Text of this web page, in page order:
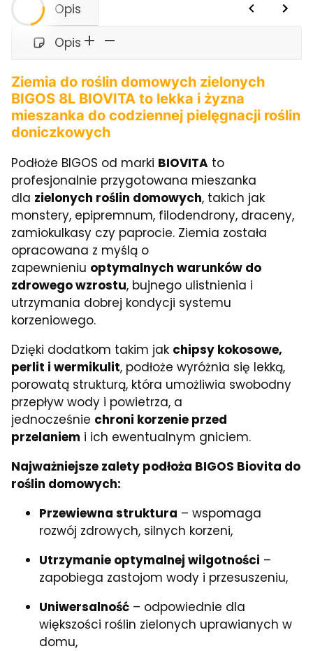
Opis
Opis
Ziemia do roślin domowych zielonych
BIGOS 8L BIOVITA to lekka i żyzna
mieszanka do codziennej pielęgnacji roślin
doniczkowych
Podłoże BIGOS od marki BIOVITA to
profesjonalnie przygotowana mieszanka
dla zielonych roślin domowych, takich jak
monstery, epipremnum, filodendrony, draceny,
zamiokulkasy czy paprocie. Ziemia została
opracowana z myślą o
zapewnieniu optymalnych warunków do
zdrowego wzrostu, bujnego ulistnienia i
utrzymania dobrej kondycji systemu
korzeniowego.
Dzięki dodatkom takim jak chipsy kokosowe,
perlit i wermikulit, podłoże wyróżnia się lekką,
porowatą strukturą, która umożliwia swobodny
przepływ wody i powietrza, a
jednocześnie chroni korzenie przed
przelaniem i ich ewentualnym gniciem.
Najważniejsze zalety podłoża BIGOS Biovita do
roślin domowych:
Przewiewna struktura – wspomaga
rozwój zdrowych, silnych korzeni,
Utrzymanie optymalnej wilgotności –
zapobiega zastojom wody i przesuszeniu,
Uniwersalność – odpowiednie dla
większości roślin zielonych uprawianych w
domu,